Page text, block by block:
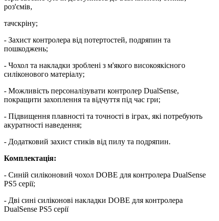
роз'ємів,
тачскріну;
- Захист контролера від потертостей, подряпин та
пошкоджень;
- Чохол та накладки зроблені з м'якого високоякісного
силіконового матеріалу;
- Можливість персоналізувати контролер DualSense,
покращити захоплення та відчуття під час гри;
- Підвищення плавності та точності в іграх, які потребують
акуратності наведення;
- Додатковий захист стиків від пилу та подряпин.
Комплектація:
- Синій силіконовий чохол DOBE для контролера DualSense
PS5 серії;
- Дві сині силіконові накладки DOBE для контролера
DualSense PS5 серії